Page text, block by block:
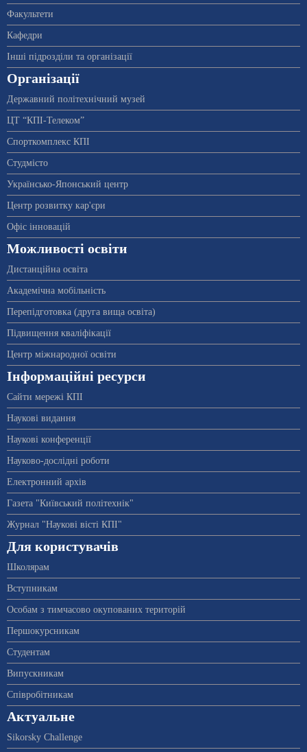
Факультети
Кафедри
Інші підрозділи та організації
Організації
Державний політехнічний музей
ЦТ “КПІ-Телеком”
Спорткомплекс КПІ
Студмісто
Українсько-Японський центр
Центр розвитку кар'єри
Офіс інновацій
Можливості освіти
Дистанційна освіта
Академічна мобільність
Перепідготовка (друга вища освіта)
Підвищення кваліфікації
Центр міжнародної освіти
Інформаційні ресурси
Сайти мережі КПІ
Наукові видання
Наукові конференції
Науково-дослідні роботи
Електронний архів
Газета "Київський політехнік"
Журнал "Наукові вісті КПІ"
Для користувачів
Школярам
Вступникам
Особам з тимчасово окупованих територій
Першокурсникам
Студентам
Випускникам
Співробітникам
Актуальне
Sikorsky Challenge